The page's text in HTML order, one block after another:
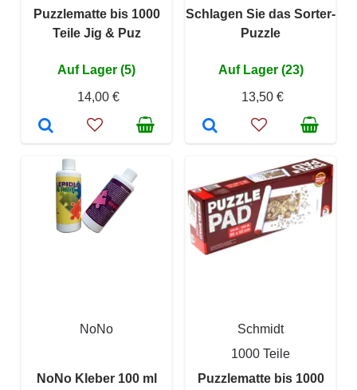
Puzzlematte bis 1000
Teile Jig & Puz
Auf Lager (5)
14,00 €
Schlagen Sie das Sorter-
Puzzle
Auf Lager (23)
13,50 €
NoNo
NoNo Kleber 100 ml
Schmidt
1000 Teile
Puzzlematte bis 1000